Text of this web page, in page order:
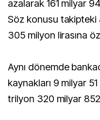
azalarak 161 milyar
Söz konusu takipteki
305 milyon lirasına
Aynı dönemde
kaynakları 9 milyar
trilyon 320 milyar